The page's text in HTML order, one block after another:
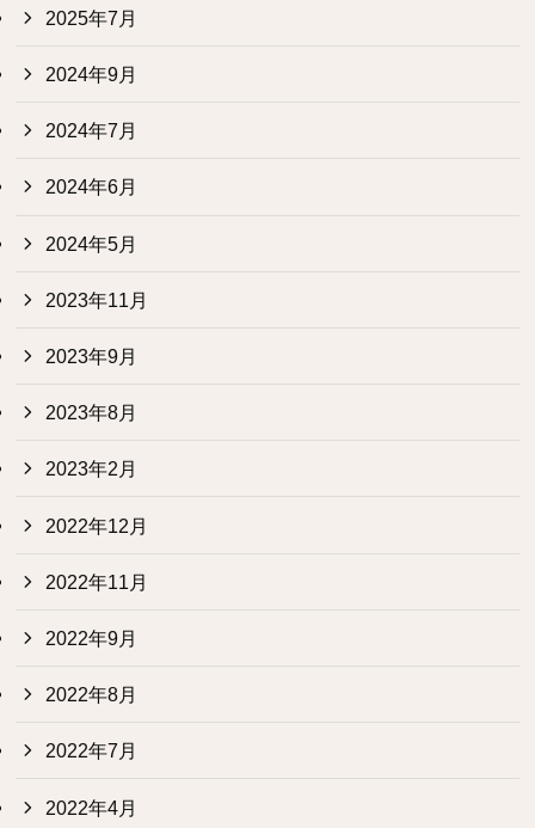
2025年7月
2024年9月
2024年7月
2024年6月
2024年5月
2023年11月
2023年9月
2023年8月
2023年2月
2022年12月
2022年11月
2022年9月
2022年8月
2022年7月
2022年4月